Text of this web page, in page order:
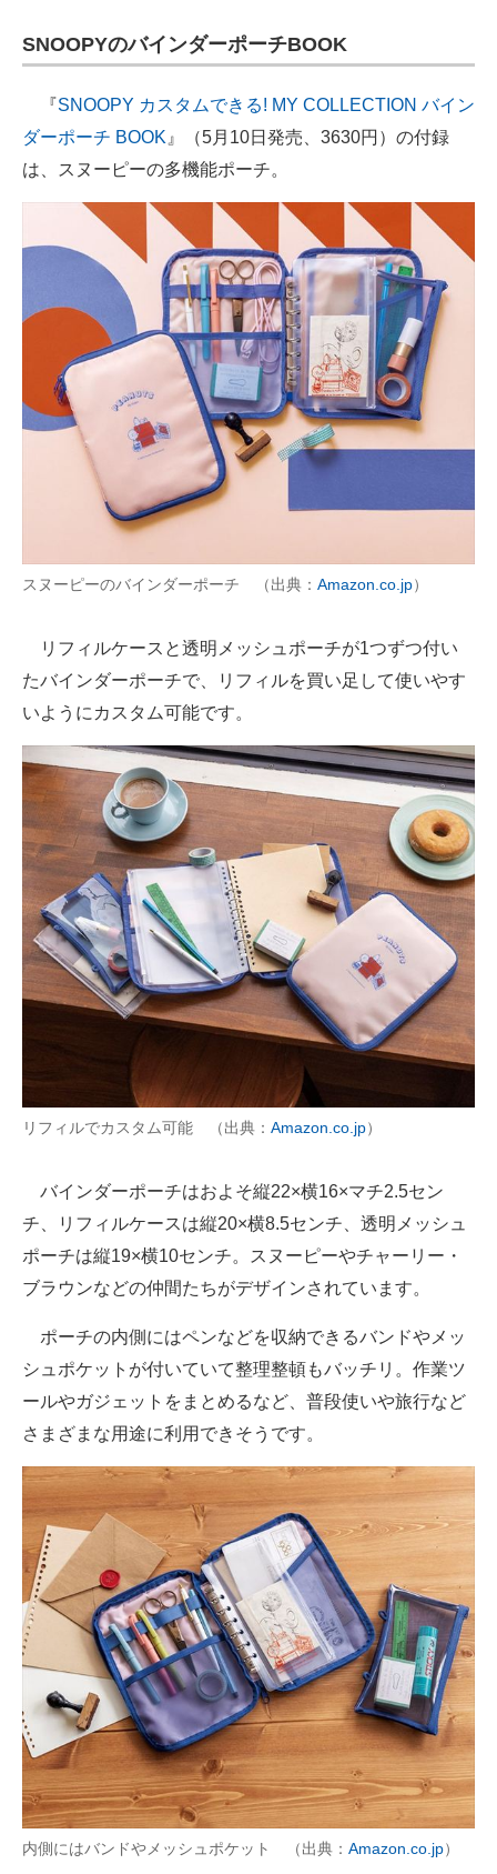
SNOOPYのバインダーポーチBOOK
『SNOOPY カスタムできる! MY COLLECTION バイン
ダーポーチ BOOK 』（5月10日発売、3630円）の付録
は、スヌーピーの多機能ポーチ。
スヌーピーのバインダーポーチ （出典： Amazon.co.jp）
リフィルケースと透明メッシュポーチが1つずつ付い
たバインダーポーチで、リフィルを買い足して使いやす
いようにカスタム可能です。
リフィルでカスタム可能 （出典： Amazon.co.jp）
バインダーポーチはおよそ縦22×横16×マチ2.5セン
チ、リフィルケースは縦20×横8.5センチ、透明メッシュ
ポーチは縦19×横10センチ。スヌーピーやチャーリー・
ブラウンなどの仲間たちがデザインされています。
ポーチの内側にはペンなどを収納できるバンドやメッ
シュポケットが付いていて整理整頓もバッチリ。作業ツ
ールやガジェットをまとめるなど、普段使いや旅行など
さまざまな用途に利用できそうです。
内側にはバンドやメッシュポケット （出典： Amazon.co.jp）